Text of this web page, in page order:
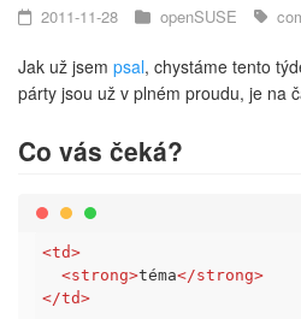
2011-11-28 openSUSE
Jak už jsem psal, chystáme tento
párty jsou už v plném proudu, je na
Co vás čeká?
<td>
<strong>téma</strong>
</td>